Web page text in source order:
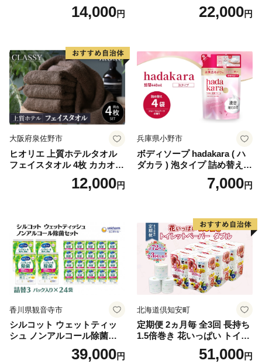
り×12セット)【1256759】
14,000円
パー（ダブル）64ロール(8ロ
ール×8パック) 開成町 トイレ
蓄 防災 エコ 消耗品 生活雑貨
生活用品 無香料 トイレット
ペーパー ダブル といれっと
ぺーぱー トイレ クレシア ト
イレットペーパー [BDBH002
-1]
22,000円
大阪府泉佐野市
ヒオリエ 上質ホテルタオル
フェイスタオル 4枚 カカオ
【タオル 泉州タオル 吸水 普
段使い 無地 シンプル 日用品
12,000円
兵庫県小野市
ボディソープ hadakara ( ハ
ダカラ ) 泡タイプ 詰め替え 4
40ml×4袋 ボディーソープ 泡
ボディソープ 泡 日用品 消耗
泡石鹸 石鹸 兵庫 兵庫県 小野
7,000円
香川県観音寺市
シルコット ウェットティッ
シュ ノンアルコール除菌詰
替（43枚×3P）×24袋 日用品
おもちゃ 拭き取り 手拭き 外
39,000円
北海道倶知安町
定期便 2ヵ月毎 全3回 長持ち
1.5倍巻き 花いっぱい トイレ
ットペーパー ダブル 45ｍ 計
72ロール 全18種 花柄 プリン
51,000円